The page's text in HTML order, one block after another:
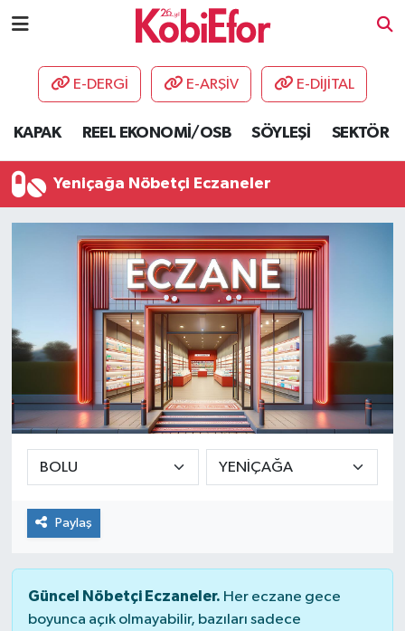
E-DERGİ E-ARŞİV E-DİJİTAL
KAPAK REEL EKONOMİ/OSB SÖYLEŞİ SEKTÖR
Yeniçağa Nöbetçi Eczaneler
Paylaş
Güncel Nöbetçi Eczaneler. Her eczane gece
boyunca açık olmayabilir, bazıları sadece
AKADEMİ
DESTEK-TEŞVİK
ETKİNLİK
GÜNCEL
HABERLER
KAPAK
OSB
SEKTÖR
ŞİRKET PANO
SÖYLEŞİ
YAŞAM